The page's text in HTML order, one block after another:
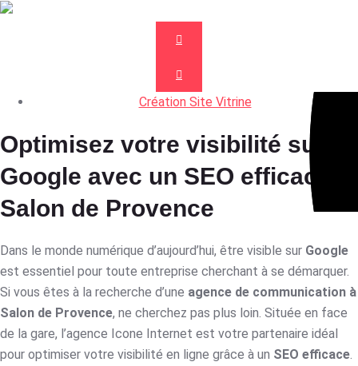
Création Site Vitrine
Optimisez votre visibilité sur
Google avec un SEO efficace à
Salon de Provence
Dans le monde numérique d’aujourd’hui, être visible sur Google
est essentiel pour toute entreprise cherchant à se démarquer.
Si vous êtes à la recherche d’une agence de communication à
Salon de Provence, ne cherchez pas plus loin. Située en face
de la gare, l’agence Icone Internet est votre partenaire idéal
pour optimiser votre visibilité en ligne grâce à un SEO efficace